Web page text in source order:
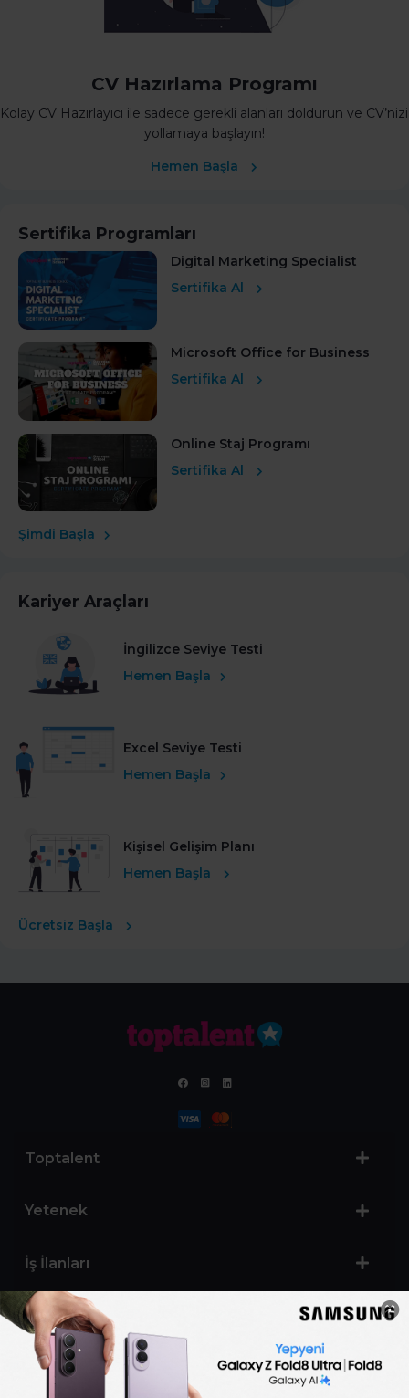
CV Hazırlama Programı
Kolay CV Hazırlayıcı ile sadece gerekli alanları doldurun ve CV’nizi
yollamaya başlayın!
Hemen Başla
Sertifika Programları
Digital Marketing Specialist
Sertifika Al
Microsoft Office for Business
Sertifika Al
Online Staj Programı
Sertifika Al
Şimdi Başla
Kariyer Araçları
İngilizce Seviye Testi
Hemen Başla
Excel Seviye Testi
Hemen Başla
Kişisel Gelişim Planı
Hemen Başla
Ücretsiz Başla
Toptalent
Yetenek
İş İlanları
Sertifika Programları
Yetenek Testleri